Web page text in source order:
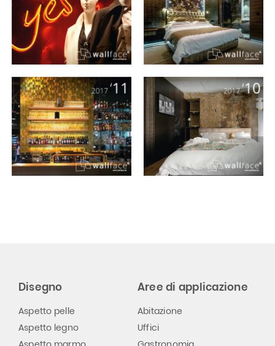
Disegno
Aspetto pelle
Aspetto legno
Aree di applicazione
Abitazione
Uffici